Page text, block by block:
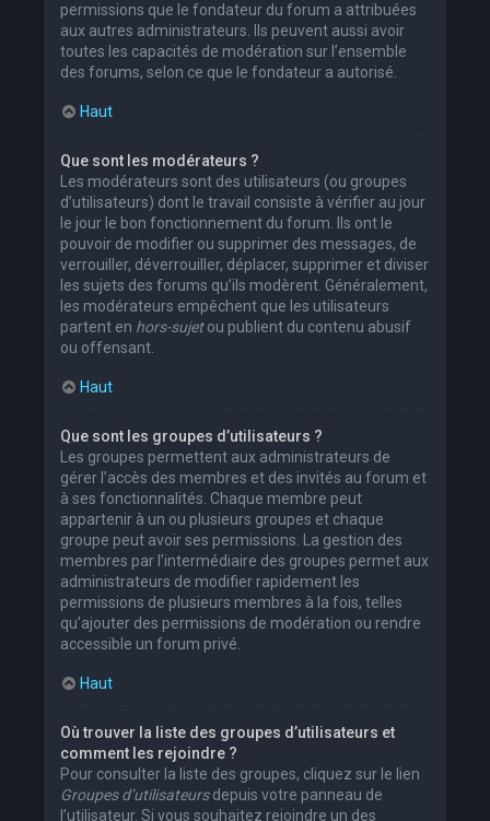
permissions que le fondateur du forum a attribuées
aux autres administrateurs. Ils peuvent aussi avoir
toutes les capacités de modération sur l’ensemble
des forums, selon ce que le fondateur a autorisé.
Haut
Que sont les modérateurs ?
Les modérateurs sont des utilisateurs (ou groupes
d’utilisateurs) dont le travail consiste à vérifier au jour
le jour le bon fonctionnement du forum. Ils ont le
pouvoir de modifier ou supprimer des messages, de
verrouiller, déverrouiller, déplacer, supprimer et diviser
les sujets des forums qu’ils modèrent. Généralement,
les modérateurs empêchent que les utilisateurs
partent en hors-sujetou publient du contenu abusif
ou offensant.
Haut
Que sont les groupes d’utilisateurs ?
Les groupes permettent aux administrateurs de
gérer l’accès des membres et des invités au forum et
à ses fonctionnalités. Chaque membre peut
appartenir à un ou plusieurs groupes et chaque
groupe peut avoir ses permissions. La gestion des
membres par l’intermédiaire des groupes permet aux
administrateurs de modifier rapidement les
permissions de plusieurs membres à la fois, telles
qu’ajouter des permissions de modération ou rendre
accessible un forum privé.
Haut
Où trouver la liste des groupes d’utilisateurs et
comment les rejoindre ?
Pour consulter la liste des groupes, cliquez sur le lien
Groupes d’utilisateursdepuis votre panneau de
l’utilisateur. Si vous souhaitez rejoindre un des